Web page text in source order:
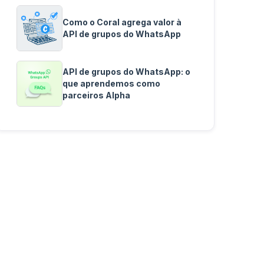
Como o Coral agrega valor à
API de grupos do WhatsApp
API de grupos do WhatsApp: o
que aprendemos como
parceiros Alpha